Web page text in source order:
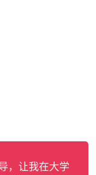
，让我在大学